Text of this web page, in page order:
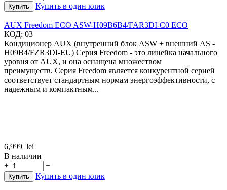
Купить Купить в один клик
AUX Freedom ECO ASW-H09B6B4/FAR3DI-C0 ECO
КОД: 03
Кондиционер AUX (внутренний блок ASW + внешний AS -
H09B4/FZR3DI-EU) Серия Freedom - это линейка начального
уровня от AUX, и она оснащена множеством
преимуществ. Серия Freedom является конкурентной серией
соответствует стандартным нормам энергоэффективности, с
надежным и компактным...
6,999 lei
В наличии
+
−
Купить Купить в один клик